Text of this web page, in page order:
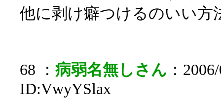
他に剥け癖つけるのいい方
68 ： 病弱名無しさん ：
ID:VwyYSlax